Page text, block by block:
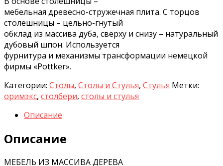
мебельная древесно-стружечная плита. С торцов
столешницы – цельно-гнутый
обклад из массива дуба, сверху и снизу – натуральный
дубовый шпон. Используется
фурнитура и механизмы трансформации немецкой
фирмы «Pottker».
Категории: Столы, Столы и Стулья, Стулья Метки:
оримэкс, столбери, столы и стулья
Описание
Описание
МЕБЕЛЬ ИЗ МАССИВА ДЕРЕВА